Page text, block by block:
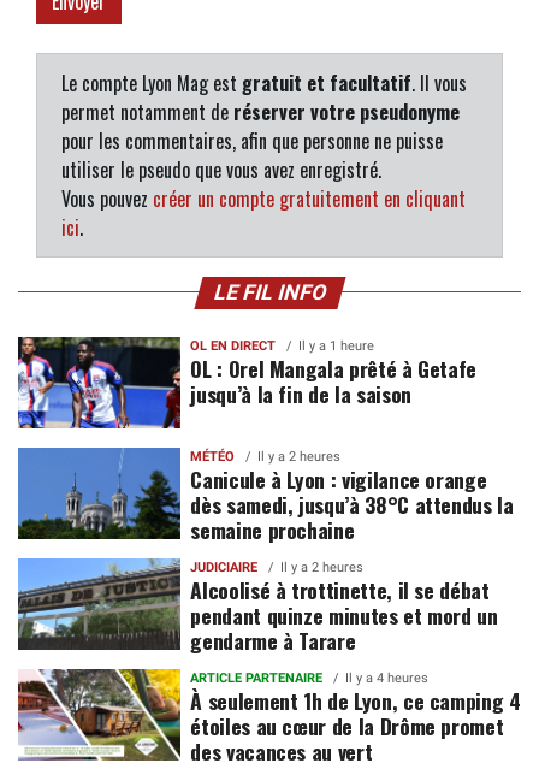
Le compte Lyon Mag est gratuit et facultatif. Il vous
permet notamment de réserver votre pseudonyme
pour les commentaires, afin que personne ne puisse
utiliser le pseudo que vous avez enregistré.
Vous pouvez créer un compte gratuitement en cliquant
ici.
LE FIL INFO
OL EN DIRECT Il y a 1 heure
OL : Orel Mangala prêté à Getafe
jusqu’à la fin de la saison
MÉTÉO Il y a 2 heures
Canicule à Lyon : vigilance orange
dès samedi, jusqu’à 38°C attendus la
semaine prochaine
JUDICIAIRE Il y a 2 heures
Alcoolisé à trottinette, il se débat
pendant quinze minutes et mord un
gendarme à Tarare
ARTICLE PARTENAIRE Il y a 4 heures
À seulement 1h de Lyon, ce camping 4
étoiles au cœur de la Drôme promet
des vacances au vert